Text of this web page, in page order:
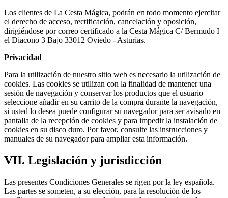
Los clientes de La Cesta Mágica, podrán en todo momento ejercitar
el derecho de acceso, rectificación, cancelación y oposición,
dirigiéndose por correo certificado a la Cesta Mágica C/ Bermudo I
el Diacono 3 Bajo 33012 Oviedo - Asturias.
Privacidad
Para la utilización de nuestro sitio web es necesario la utilización de
cookies. Las cookies se utilizan con la finalidad de mantener una
sesión de navegación y conservar los productos que el usuario
seleccione añadir en su carrito de la compra durante la navegación,
si usted lo desea puede configurar su navegador para ser avisado en
pantalla de la recepción de cookies y para impedir la instalación de
cookies en su disco duro. Por favor, consulte las instrucciones y
manuales de su navegador para ampliar esta información.
VII. Legislación y jurisdicción
Las presentes Condiciones Generales se rigen por la ley española.
Las partes se someten, a su elección, para la resolución de los